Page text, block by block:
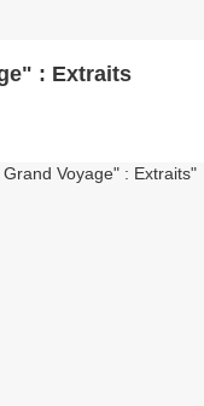
: Extraits